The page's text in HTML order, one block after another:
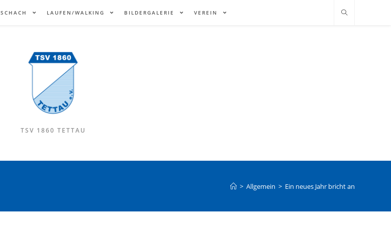
SCHACH LAUFEN/WALKING BILDERGALERIE VEREIN
TSV 1860 TETTAU
> Allgemein > Ein neues Jahr bricht an